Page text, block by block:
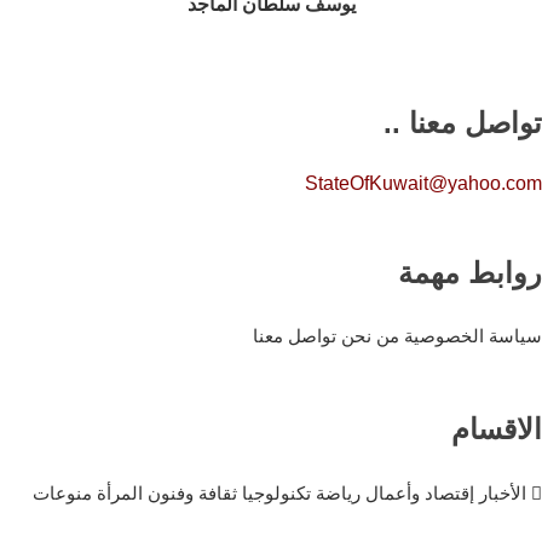
تواصل معنا ..
StateOfKuwait@yahoo.com
روابط مهمة
سياسة الخصوصية من نحن تواصل معنا
الاقسام
الأخبار إقتصاد وأعمال رياضة تكنولوجيا ثقافة وفنون المرأة منوعات